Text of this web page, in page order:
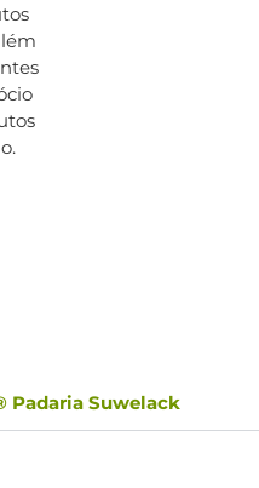
Padaria Suwelack